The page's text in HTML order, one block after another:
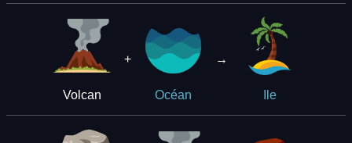
Volcan
+
Océan
→
Ile